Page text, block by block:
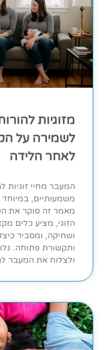
מזוגיות
לשמירה על
לאחר הלידה
המעבר מחיי זוגיות
משמעותיים,
מאמר זה סוקר את
הזוגי, מציע כלים
ושחיקה, ומסביר
ותקשורת פתוחה.
ולצלוח את המעבר